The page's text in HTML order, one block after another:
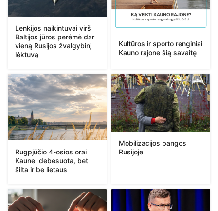
Lenkijos naikintuvai virš
Baltijos jūros perėmė dar
vieną Rusijos žvalgybinį
lėktuvą
Kultūros ir sporto renginiai
Kauno rajone šią savaitę
Rugpjūčio 4-osios orai
Kaune: debesuota, bet
šilta ir be lietaus
Mobilizacijos bangos
Rusijoje